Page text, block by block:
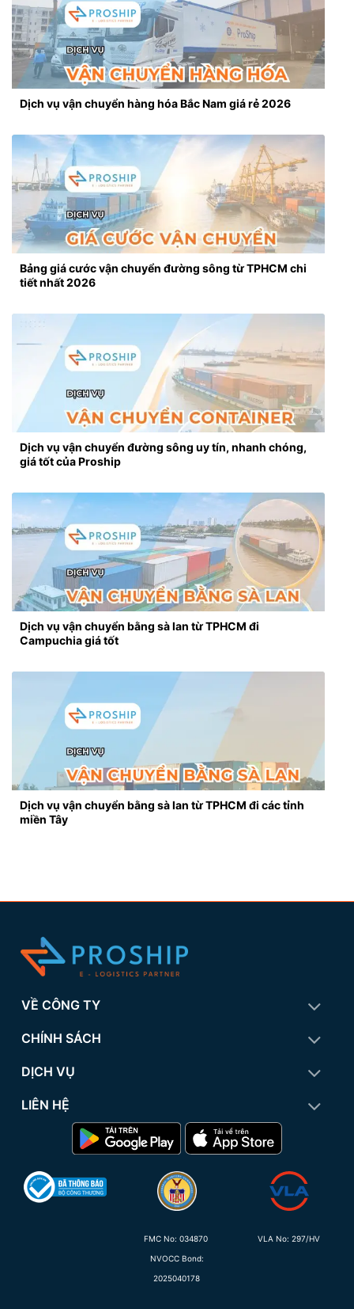
Dịch vụ vận chuyển hàng hóa Bắc Nam giá rẻ 2026
Bảng giá cước vận chuyển đường sông từ TPHCM chi
tiết nhất 2026
Dịch vụ vận chuyển đường sông uy tín, nhanh chóng,
giá tốt của Proship
Dịch vụ vận chuyển bằng sà lan từ TPHCM đi
Campuchia giá tốt
Dịch vụ vận chuyển bằng sà lan từ TPHCM đi các tỉnh
miền Tây
VỀ CÔNG TY
CHÍNH SÁCH
DỊCH VỤ
LIÊN HỆ
FMC No: 034870
NVOCC Bond:
2025040178
VLA No: 297/HV